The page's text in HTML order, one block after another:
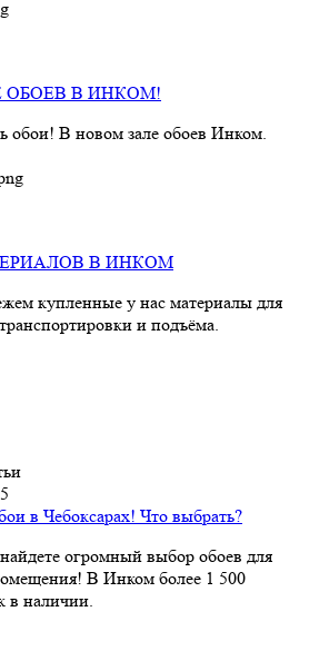
ОБОЕВ В ИНКОМ!
обои! В новом зале обоев Инком.
В ИНКОМ
купленные у нас материалы для
и подъёма.
в Чебоксарах! Что выбрать?
огромный выбор обоев для
В Инком более 1 500
в наличии.